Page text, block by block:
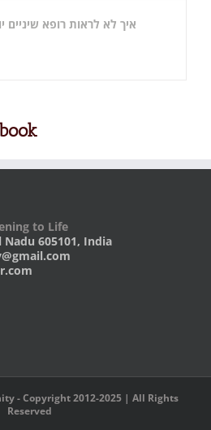
איך לא לראות רופא
to Life
605101, India
- Copyright 2012-2025 | All Rights
Reserved